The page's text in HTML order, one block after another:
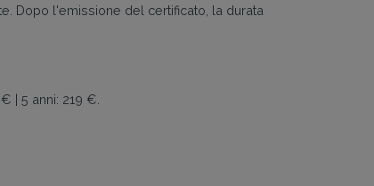
Dopo l'emissione del certificato, la durata
| 5 anni: 219 €.